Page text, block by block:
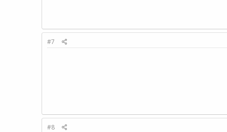
#7
#8